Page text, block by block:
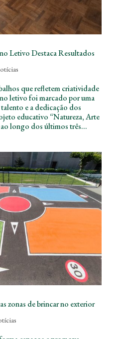
Letivo Destaca Resultados
que refletem criatividade
letivo foi marcado por uma
e a dedicação dos
educativo “Natureza, Arte
longo dos últimos três...
zonas de brincar no exterior